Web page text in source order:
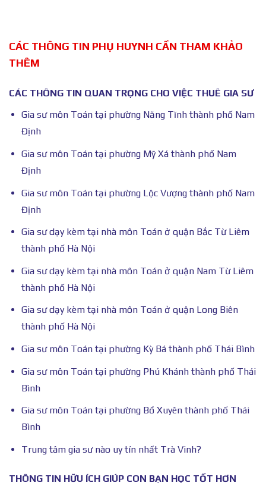
CÁC THÔNG TIN PHỤ HUYNH CẦN THAM KHẢO
THÊM
CÁC THÔNG TIN QUAN TRỌNG CHO VIỆC THUÊ GIA SƯ
Gia sư môn Toán tại phường Năng Tĩnh thành phố Nam
Định
Gia sư môn Toán tại phường Mỹ Xá thành phố Nam
Định
Gia sư môn Toán tại phường Lộc Vượng thành phố Nam
Định
Gia sư dạy kèm tại nhà môn Toán ở quận Bắc Từ Liêm
thành phố Hà Nội
Gia sư dạy kèm tại nhà môn Toán ở quận Nam Từ Liêm
thành phố Hà Nội
Gia sư dạy kèm tại nhà môn Toán ở quận Long Biên
thành phố Hà Nội
Gia sư môn Toán tại phường Kỳ Bá thành phố Thái Bình
Gia sư môn Toán tại phường Phú Khánh thành phố Thái
Bình
Gia sư môn Toán tại phường Bồ Xuyên thành phố Thái
Bình
Trung tâm gia sư nào uy tín nhất Trà Vinh?
THÔNG TIN HỮU ÍCH GIÚP CON BẠN HỌC TỐT HƠN